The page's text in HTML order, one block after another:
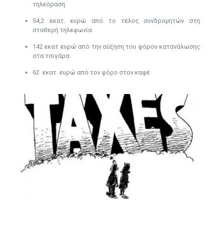
τηλεόραση
54,2 εκατ. ευρώ από το τέλος συνδρομητών στη
σταθερή τηλεφωνία
142 εκατ ευρώ από την αύξηση του φόρου κατανάλωσης
στα τσιγάρα
62 εκατ. ευρώ από τον φόρο στον καφέ